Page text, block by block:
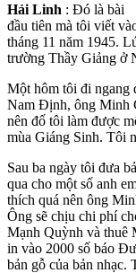
Hải Linh : Đó là bài
đầu tiên mà tôi viết
tháng 11 năm 1945.
trường Thầy Giảng ở
Một hôm tôi đi ngang
Nam Định, ông Minh
nên đố tôi làm được
mùa Giáng Sinh. Tôi
Sau ba ngày tôi đưa
qua cho một số anh
thích quá nên ông
Ông sẽ chịu chi phí
Mạnh Quỳnh và thuê
in vào 2000 số báo
bản gỗ của bản nhạc.